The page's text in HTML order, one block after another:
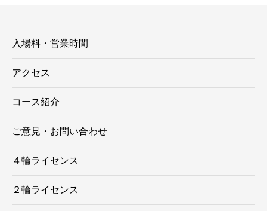
入場料・営業時間
アクセス
コース紹介
ご意見・お問い合わせ
４輪ライセンス
２輪ライセンス